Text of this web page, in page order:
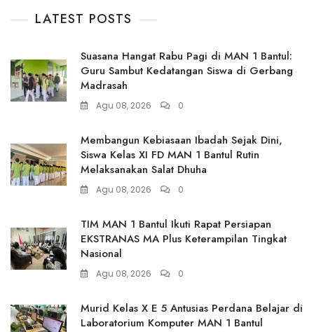
LATEST POSTS
Suasana Hangat Rabu Pagi di MAN 1 Bantul:
Guru Sambut Kedatangan Siswa di Gerbang
Madrasah
Agu 08, 2026 0
Membangun Kebiasaan Ibadah Sejak Dini,
Siswa Kelas XI FD MAN 1 Bantul Rutin
Melaksanakan Salat Dhuha
Agu 08, 2026 0
TIM MAN 1 Bantul Ikuti Rapat Persiapan
EKSTRANAS MA Plus Keterampilan Tingkat
Nasional
Agu 08, 2026 0
Murid Kelas X E 5 Antusias Perdana Belajar di
Laboratorium Komputer MAN 1 Bantul